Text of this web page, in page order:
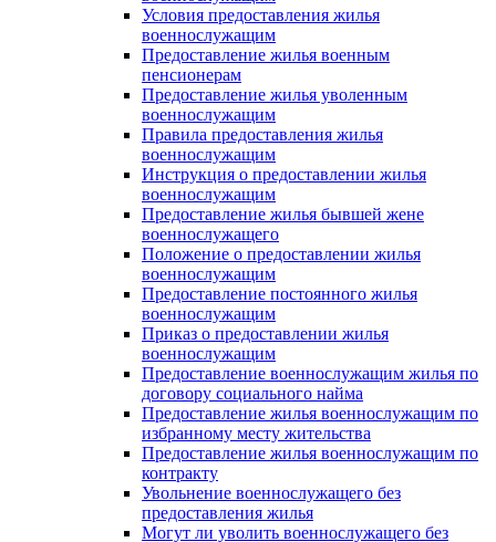
Условия предоставления жилья
военнослужащим
Предоставление жилья военным
пенсионерам
Предоставление жилья уволенным
военнослужащим
Правила предоставления жилья
военнослужащим
Инструкция о предоставлении жилья
военнослужащим
Предоставление жилья бывшей жене
военнослужащего
Положение о предоставлении жилья
военнослужащим
Предоставление постоянного жилья
военнослужащим
Приказ о предоставлении жилья
военнослужащим
Предоставление военнослужащим жилья по
договору социального найма
Предоставление жилья военнослужащим по
избранному месту жительства
Предоставление жилья военнослужащим по
контракту
Увольнение военнослужащего без
предоставления жилья
Могут ли уволить военнослужащего без